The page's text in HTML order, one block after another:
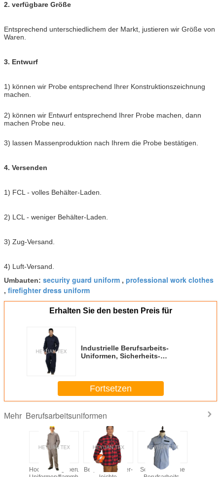
2. verfügbare Größe
Entsprechend unterschiedlichem der Markt, justieren wir Größe von
Waren.
3. Entwurf
1) können wir Probe entsprechend Ihrer Konstruktionszeichnung
machen.
2) können wir Entwurf entsprechend Ihrer Probe machen, dann
machen Probe neu.
3) lassen Massenproduktion nach Ihrem die Probe bestätigen.
4. Versenden
1) FCL - volles Behälter-Laden.
2) LCL - weniger Behälter-Laden.
3) Zug-Versand.
4) Luft-Versand.
Umbauten: security guard uniform , professional work clothes
, firefighter dress uniform
Erhalten Sie den besten Preis für
Industrielle Berufsarbeits-
Uniformen, Sicherheits-
Fortsetzen
Mehr Berufsarbeitsuniformen
Hochleistungsberufsarbeits-Bequemer Winter-
Schnell trockene